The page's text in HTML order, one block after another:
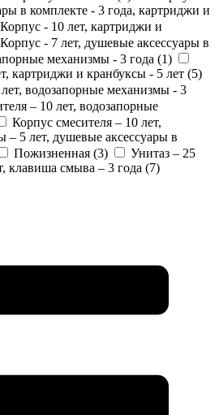
в комплекте - 3 года, картриджи и
Корпус - 10 лет, картриджи и
Корпус - 7 лет, душевые аксессуары в
механизмы - 3 года (1)
картриджи и кранбуксы - 5 лет (5)
водозапорные механизмы - 3
– 10 лет, водозапорные
Корпус смесителя – 10 лет,
– 5 лет, душевые аксессуары в
Пожизненная (3)
Унитаз – 25
клавиша смыва – 3 года (7)